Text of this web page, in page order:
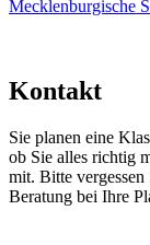
Mecklenburgische
Kontakt
Sie planen eine
ob Sie alles richtig
mit. Bitte
Beratung bei Ihre